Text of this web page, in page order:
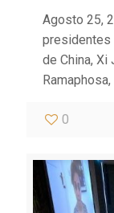
Agosto 25,
presidentes
de China, Xi
Ramaphosa,
0